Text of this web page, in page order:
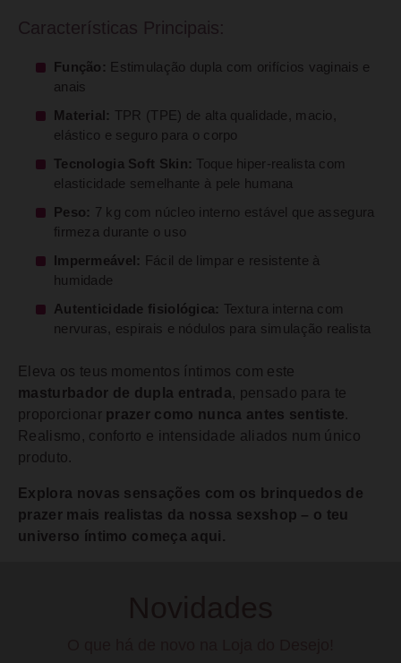
Características Principais:
Função: Estimulação dupla com orifícios vaginais e
anais
Material: TPR (TPE) de alta qualidade, macio,
elástico e seguro para o corpo
Tecnologia Soft Skin: Toque hiper-realista com
elasticidade semelhante à pele humana
Peso: 7 kg com núcleo interno estável que assegura
firmeza durante o uso
Impermeável:
Fácil de limpar e resistente à
humidade
Autenticidade fisiológica: Textura interna com
nervuras, espirais e nódulos para simulação realista
Eleva os teus momentos íntimos com este
masturbador de dupla entrada, pensado para te
proporcionar prazer como nunca antes sentiste.
Realismo, conforto e intensidade aliados num único
produto.
Explora novas sensações com os brinquedos de
prazer mais realistas da nossa sexshop – o teu
universo íntimo começa aqui.